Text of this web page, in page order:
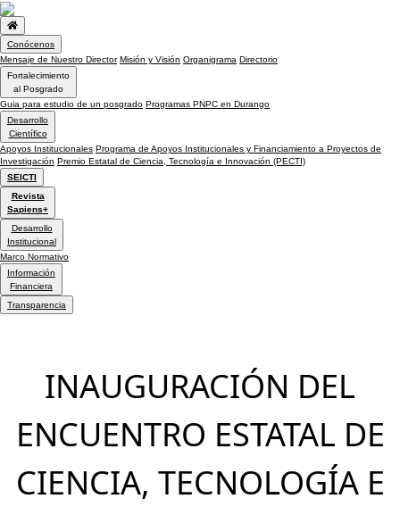
Conócenos
Mensaje de Nuestro Director Misión y Visión Organigrama Directorio
Fortalecimiento
al Posgrado
Guia para estudio de un posgrado Programas PNPC en Durango
Desarrollo
Científico
Apoyos Institucionales Programa de Apoyos Institucionales y Financiamiento a Proyectos de
Investigación Premio Estatal de Ciencia, Tecnología e Innovación (PECTI)
SEICTI
Revista
Sapiens+
Desarrollo
Institucional
Marco Normativo
Información
Financiera
Transparencia
INAUGURACIÓN DEL
ENCUENTRO ESTATAL DE
CIENCIA, TECNOLOGÍA E